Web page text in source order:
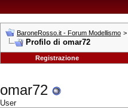
BaroneRosso.it - Forum Modellismo >
Profilo di omar72
Registrazione
omar72
User